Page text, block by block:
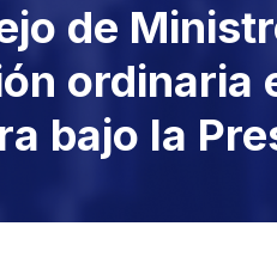
de
ordinaria
bajo la